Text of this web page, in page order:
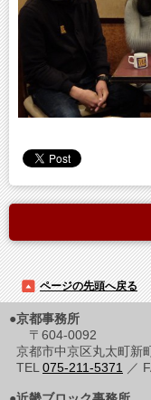
ページの先頭へ戻る
●京都事務所
〒604-0092
京都市中京区丸太町新
TEL075-211-5371 ／